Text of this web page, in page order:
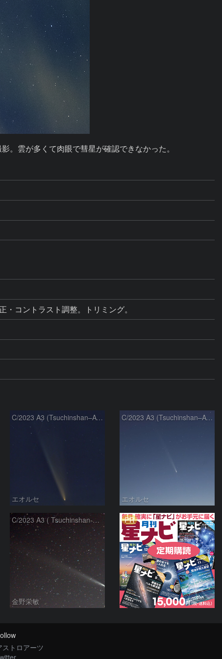
。雲が多くて肉眼で彗星が確認できなかった。
コントラスト調整。トリミング。
C/2023 A3 (Tsuchinshan–ATLAS)
エオルセ
C/2023 A3 (Tsuchinshan–ATLAS)
エオルセ
C/2023 A3 ( Tsuchinshan-ATLAS )
金野栄敏
PR
ストロアーツ